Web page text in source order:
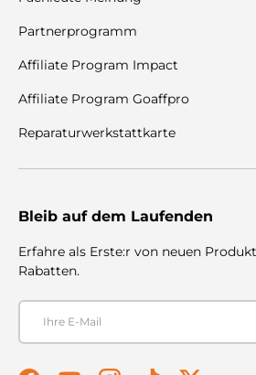
Partnerprogramm
Affiliate Program Impact
Affiliate Program Goaffpro
Reparaturwerkstattkarte
Bleib auf dem Laufenden
Erfahre als Erste:r von neuen
Rabatten.
E-Mail